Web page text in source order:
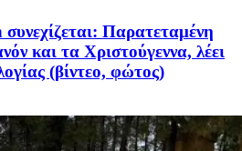
Παρατεταμένη
και τα Χριστούγεννα, λέει
(βίντεο, φώτος)